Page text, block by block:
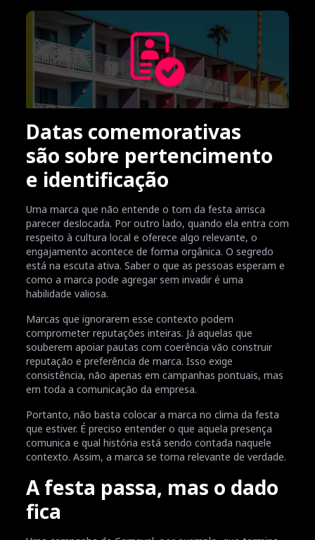
Datas comemorativas
são sobre pertencimento
e identificação
Uma marca que não entende o tom da festa arrisca
parecer deslocada. Por outro lado, quando ela entra com
respeito à cultura local e oferece algo relevante, o
engajamento acontece de forma orgânica. O segredo
está na escuta ativa. Saber o que as pessoas esperam e
como a marca pode agregar sem invadir é uma
habilidade valiosa.
Marcas que ignorarem esse contexto podem
comprometer reputações inteiras. Já aquelas que
souberem apoiar pautas com coerência vão construir
reputação e preferência de marca. Isso exige
consistência, não apenas em campanhas pontuais, mas
em toda a comunicação da empresa.
Portanto, não basta colocar a marca no clima da festa
que estiver. É preciso entender o que aquela presença
comunica e qual história está sendo contada naquele
contexto. Assim, a marca se torna relevante de verdade.
A festa passa, mas o dado
fica